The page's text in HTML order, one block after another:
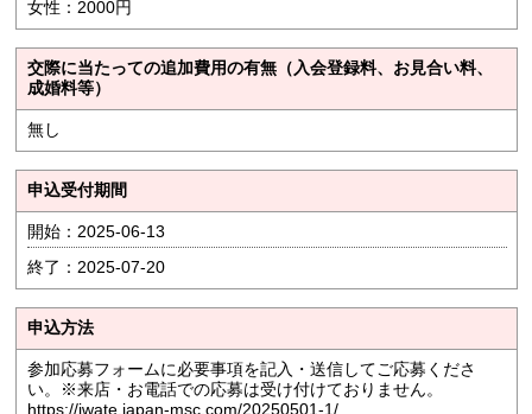
女性：2000円
交際に当たっての追加費用の有無（入会登録料、お見合い料、
成婚料等）
無し
申込受付期間
開始：2025-06-13
終了：2025-07-20
申込方法
参加応募フォームに必要事項を記入・送信してご応募くださ
い。※来店・お電話での応募は受け付けておりません。
https://iwate.japan-msc.com/20250501-1/